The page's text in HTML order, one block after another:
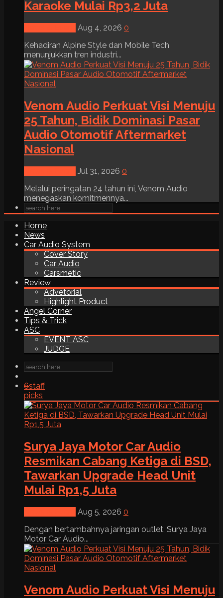
Karaoke Mulai Rp3,2 Juta
Aug 4, 2026 0
Kehadiran Alpine Style dan Mobile Tech
menunjukkan tren industri...
Venom Audio Perkuat Visi Menuju
25 Tahun, Bidik Dominasi Pasar
Audio Otomotif Aftermarket
Nasional
Jul 31, 2026 0
Melalui peringatan 24 tahun ini, Venom Audio
menegaskan komitmennya...
Home
News
Car Audio System
Cover Story
Car Audio
Carsmetic
Review
Advetorial
Highlight Product
Angel Corner
Tips & Trick
ASC
EVENT ASC
JUDGE
6staff
picks
Surya Jaya Motor Car Audio
Resmikan Cabang Ketiga di BSD,
Tawarkan Upgrade Head Unit
Mulai Rp1,5 Juta
Aug 5, 2026 0
Dengan bertambahnya jaringan outlet, Surya Jaya
Motor Car Audio...
Venom Audio Perkuat Visi Menuju